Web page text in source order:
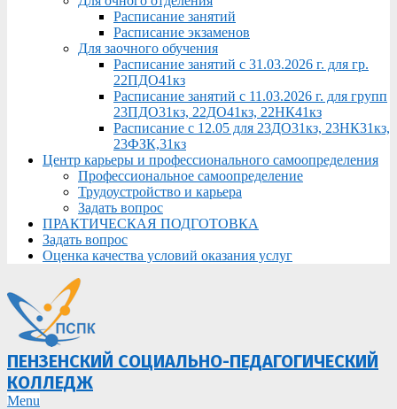
Расписание занятий
Расписание экзаменов
Для заочного обучения
Расписание занятий с 31.03.2026 г. для гр.
22ПДО41кз
Расписание занятий с 11.03.2026 г. для групп
23ПДО31кз, 22ДО41кз, 22НК41кз
Расписание с 12.05 для 23ДО31кз, 23НК31кз,
23ФЗК,31кз
Центр карьеры и профессионального самоопределения
Профессиональное самоопределение
Трудоустройство и карьера
Задать вопрос
ПРАКТИЧЕСКАЯ ПОДГОТОВКА
Задать вопрос
Оценка качества условий оказания услуг
ПЕНЗЕНСКИЙ СОЦИАЛЬНО-ПЕДАГОГИЧЕСКИЙ
КОЛЛЕДЖ
Primary
Menu